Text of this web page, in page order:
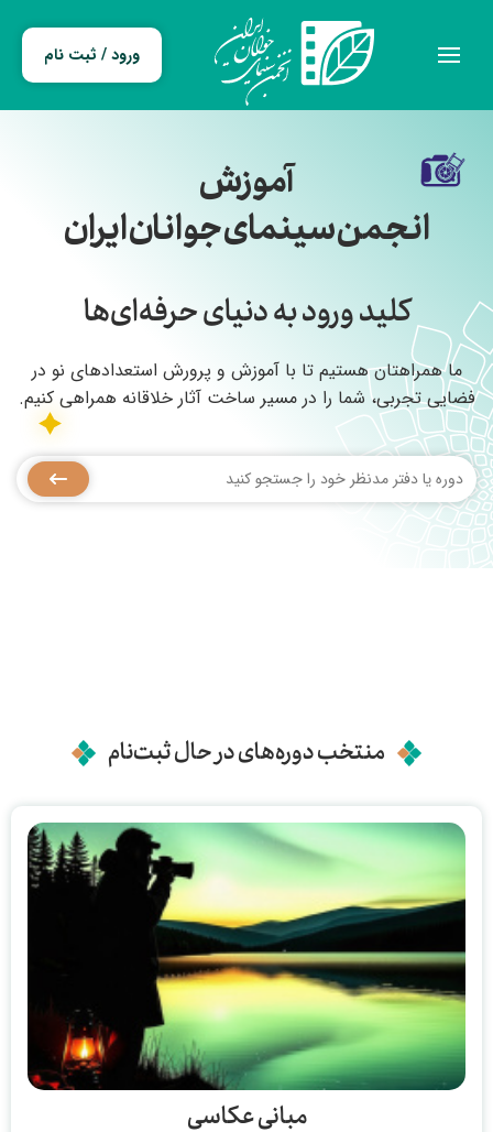
ورود / ثبت نام
آموزش
انجمن سینمای جوانان ایران
کلید ورود به دنیای حرفه‌ای‌ها
ما همراهتان هستیم تا با آموزش و پرورش استعدادهای نو در
فضایی تجربی، شما را در مسیر ساخت آثار خلاقانه همراهی کنیم.
منتخب دوره‌های در حال ثبت‌نام
مبانی عکاسی